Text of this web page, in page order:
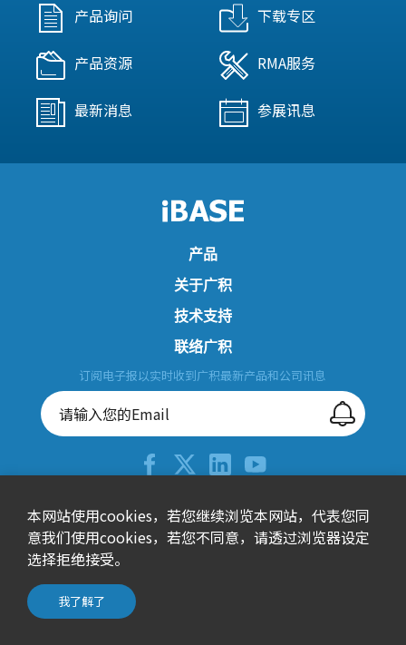
产品询问 下载专区
产品资源 RMA服务
最新消息 参展讯息
产品
关于广积
技术支持
联络广积
订阅电子报以实时收到广积最新产品和公司讯息
+886-2-26557588
sales@ibase.com.tw
115603台北市南港区园区街3号15楼之1(F栋)
© 广积科技股份有限公司 All Rights Reserved.
本网站使用cookies，若您继续浏览本网站，代表您同
意我们使用cookies，若您不同意，请透过浏览器设定
选择拒绝接受。
我了解了